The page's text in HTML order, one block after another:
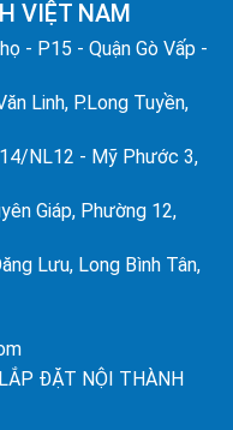
VIỆT NAM
- P15 - Quận Gò Vấp -
Linh, P.Long Tuyền,
NL12 - Mỹ Phước 3,
Giáp, Phường 12,
Lưu, Long Bình Tân,
ĐẶT NỘI THÀNH